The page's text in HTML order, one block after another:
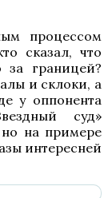
процессом
сказал, что
за границей?
и склоки, а
у оппонента
суд»
на примере
интересней